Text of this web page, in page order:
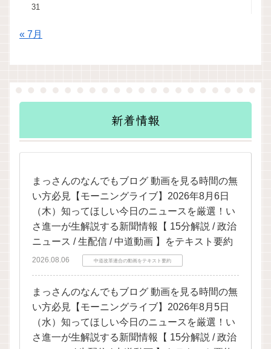
31
« 7月
新着情報
まっさんのなんでもブログ 動画を見る時間の無
い方必見【モーニングライブ】2026年8月6日
（木）知ってほしい今日のニュースを厳選！い
さ進一が生解説する新聞情報【 15分解説 / 政治
ニュース / 生配信 / 中道動画 】をテキスト要約
2026.08.06 中道改革連合の動画をテキスト要約
まっさんのなんでもブログ 動画を見る時間の無
い方必見【モーニングライブ】2026年8月5日
（水）知ってほしい今日のニュースを厳選！い
さ進一が生解説する新聞情報【 15分解説 / 政治